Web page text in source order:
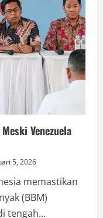
Venezuela
5, 2026
memastikan
(BBM)
tengah...